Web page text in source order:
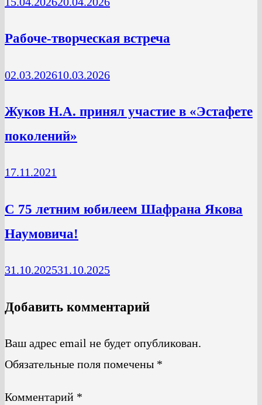
Рабоче-творческая встреча
02.03.202610.03.2026
Жуков Н.А. принял участие в «Эстафете
поколений»
17.11.2021
С 75 летним юбилеем Шафрана Якова
Наумовича!
31.10.202531.10.2025
Добавить комментарий
Ваш адрес email не будет опубликован.
Обязательные поля помечены *
Комментарий *